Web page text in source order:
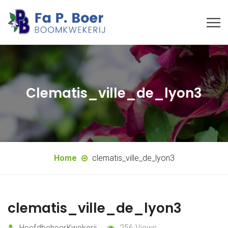
Clematis_ville_de_lyon3
Home clematis_ville_de_lyon3
clematis_ville_de_lyon3